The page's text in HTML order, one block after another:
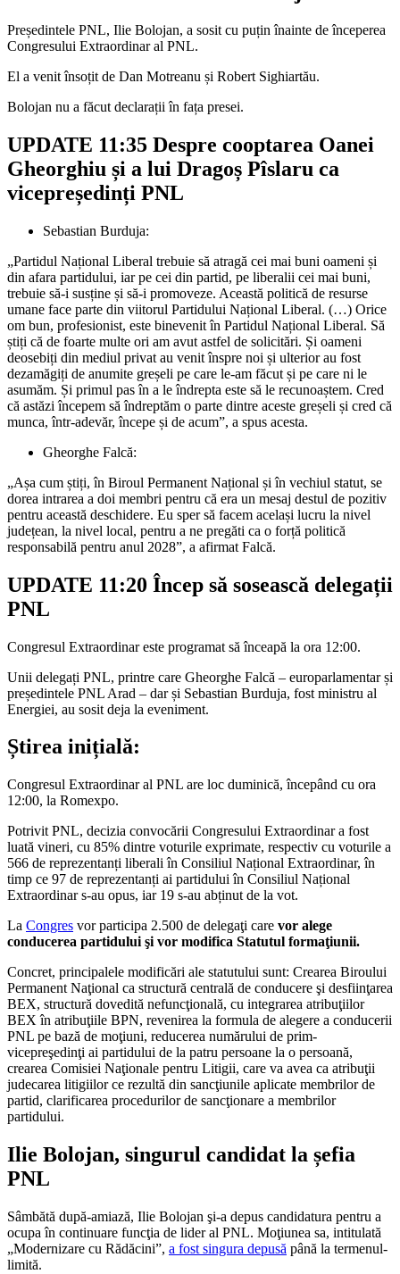
Președintele PNL, Ilie Bolojan, a sosit cu puțin înainte de începerea
Congresului Extraordinar al PNL.
El a venit însoțit de Dan Motreanu și Robert Sighiartău.
Bolojan nu a făcut declarații în fața presei.
UPDATE 11:35 Despre cooptarea Oanei
Gheorghiu și a lui Dragoș Pîslaru ca
vicepreședinți PNL
Sebastian Burduja:
„Partidul Național Liberal trebuie să atragă cei mai buni oameni și
din afara partidului, iar pe cei din partid, pe liberalii cei mai buni,
trebuie să-i susține și să-i promoveze. Această politică de resurse
umane face parte din viitorul Partidului Național Liberal. (…) Orice
om bun, profesionist, este binevenit în Partidul Național Liberal. Să
știți că de foarte multe ori am avut astfel de solicitări. Și oameni
deosebiți din mediul privat au venit înspre noi și ulterior au fost
dezamăgiți de anumite greșeli pe care le-am făcut și pe care ni le
asumăm. Și primul pas în a le îndrepta este să le recunoaștem. Cred
că astăzi începem să îndreptăm o parte dintre aceste greșeli și cred că
munca, într-adevăr, începe și de acum”, a spus acesta.
Gheorghe Falcă:
„Așa cum știți, în Biroul Permanent Național și în vechiul statut, se
dorea intrarea a doi membri pentru că era un mesaj destul de pozitiv
pentru această deschidere. Eu sper să facem același lucru la nivel
județean, la nivel local, pentru a ne pregăti ca o forță politică
responsabilă pentru anul 2028”, a afirmat Falcă.
UPDATE 11:20 Încep să sosească delegații
PNL
Congresul Extraordinar este programat să înceapă la ora 12:00.
Unii delegați PNL, printre care Gheorghe Falcă – europarlamentar și
președintele PNL Arad – dar și Sebastian Burduja, fost ministru al
Energiei, au sosit deja la eveniment.
Știrea inițială:
Congresul Extraordinar al PNL are loc duminică, începând cu ora
12:00, la Romexpo.
Potrivit PNL, decizia convocării Congresului Extraordinar a fost
luată vineri, cu 85% dintre voturile exprimate, respectiv cu voturile a
566 de reprezentanți liberali în Consiliul Național Extraordinar, în
timp ce 97 de reprezentanți ai partidului în Consiliul Național
Extraordinar s-au opus, iar 19 s-au abținut de la vot.
La Congres vor participa 2.500 de delegaţi care vor alege
conducerea partidului şi vor modifica Statutul formaţiunii.
Concret, principalele modificări ale statutului sunt: Crearea Biroului
Permanent Naţional ca structură centrală de conducere şi desfiinţarea
BEX, structură dovedită nefuncţională, cu integrarea atribuţiilor
BEX în atribuţiile BPN, revenirea la formula de alegere a conducerii
PNL pe bază de moţiuni, reducerea numărului de prim-
vicepreşedinţi ai partidului de la patru persoane la o persoană,
crearea Comisiei Naţionale pentru Litigii, care va avea ca atribuţii
judecarea litigiilor ce rezultă din sancţiunile aplicate membrilor de
partid, clarificarea procedurilor de sancţionare a membrilor
partidului.
Ilie Bolojan, singurul candidat la șefia
PNL
Sâmbătă după-amiază, Ilie Bolojan şi-a depus candidatura pentru a
ocupa în continuare funcţia de lider al PNL. Moţiunea sa, intitulată
„Modernizare cu Rădăcini”, a fost singura depusă până la termenul-
limită.